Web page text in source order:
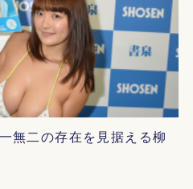
無二の存在を見据える柳